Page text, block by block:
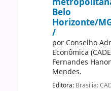
Belo
Horizonte/
/
por Conselho
Econômica
Fernandes
Mendes.
Editora: Brasília: